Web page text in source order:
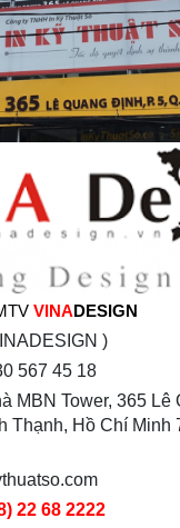
VINADESIGN
)
567 45 18
MBN Tower, 365 Lê
Thạnh, Hồ Chí Minh
22 68 2222